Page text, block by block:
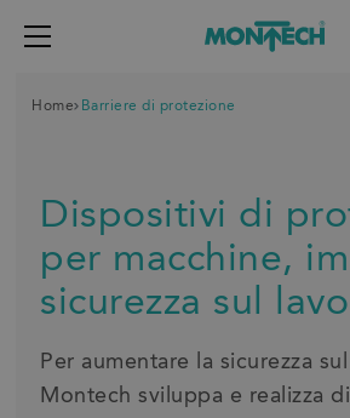
Home Barriere di protezione
Dispositivi di
per macchine,
sicurezza sul
Per aumentare la sicurezza
Montech sviluppa e realizza